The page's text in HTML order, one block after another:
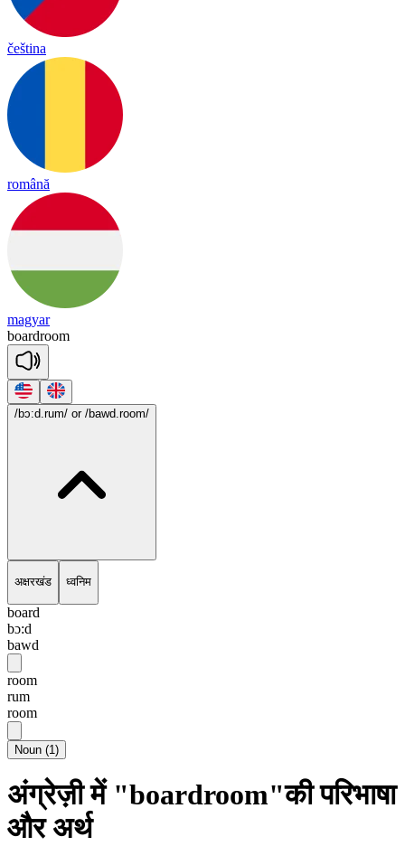
čeština
română
magyar
boardroom
/bɔ:d.rum/ or /bawd.room/
अक्षरखंड ध्वनिम
board
bɔ:d
bawd
room
rum
room
Noun (1)
अंग्रेज़ी में "boardroom"की परिभाषा
और अर्थ